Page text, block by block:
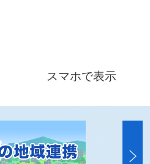
スマホで表示